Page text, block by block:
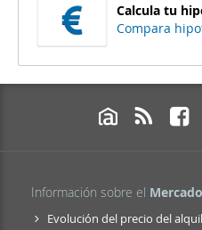
Calcula tu
Compara
Información sobre el
Evolución del precio del